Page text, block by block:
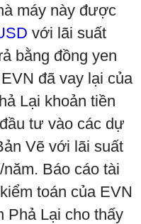
máy này được
với lãi suất
bằng đồng yen
đã vay lại của
Lại khoản tiền
tư vào các dự
Vẽ với lãi suất
Báo cáo tài
toán của EVN
Phả Lại cho thấy